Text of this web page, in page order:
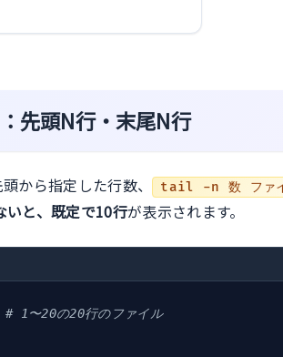
先頭N行・末尾N行
から指定した行数、 tail -n 数 ファ
いと、既定で10行が表示されます。
# 1〜20の20行のファイル